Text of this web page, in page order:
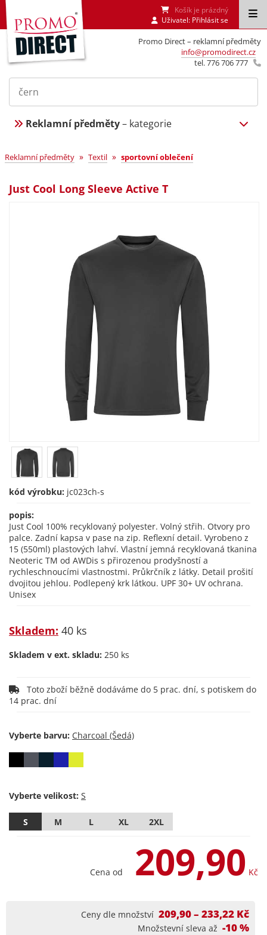
Promo Direct – reklamní předměty
info@promodirect.cz
tel. 776 706 777
Košík je prázdný
Uživatel: Přihlásit se
Reklamní předměty– kategorie
Reklamní předměty » Textil » sportovní oblečení
Just Cool Long Sleeve Active T
kód výrobku: jc023ch-s
popis:
Just Cool 100% recyklovaný polyester. Volný střih. Otvory pro
palce. Zadní kapsa v pase na zip. Reflexní detail. Vyrobeno z
15 (550ml) plastových lahví. Vlastní jemná recyklovaná tkanina
Neoteric TM od AWDis s přirozenou prodyšností a
rychleschnoucími vlastnostmi. Průkrčník z látky. Detail prošití
dvojitou jehlou. Podlepený krk látkou. UPF 30+ UV ochrana.
Unisex
Skladem: 40 ks
Skladem v ext. skladu: 250 ks
14 prac. dní
Vyberte barvu:
Vyberte velikost:
S M L XL 2XL
Cena od 209,90 Kč
Ceny dle množství 209,90 – 233,22 Kč
Množstevní sleva až -10 %